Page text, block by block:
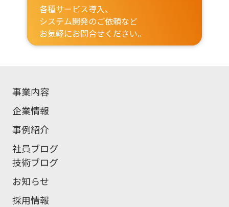
各種サービス導入、
システム開発のご依頼など
お気軽にお問合せください。
事業内容
企業情報
事例紹介
社員ブログ
技術ブログ
お知らせ
採用情報